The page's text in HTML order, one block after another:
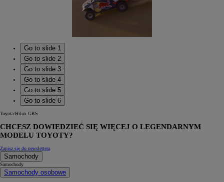
Go to slide 1
Go to slide 2
Go to slide 3
Go to slide 4
Go to slide 5
Go to slide 6
Toyota Hilux GRS
CHCESZ DOWIEDZIEĆ SIĘ WIĘCEJ O LEGENDARNYM
MODELU TOYOTY?
Zapisz się do newslettera
Samochody
Samochody
Samochody osobowe